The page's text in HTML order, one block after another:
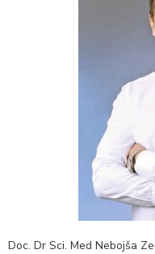
Doc. Dr Sci. Med Nebojša